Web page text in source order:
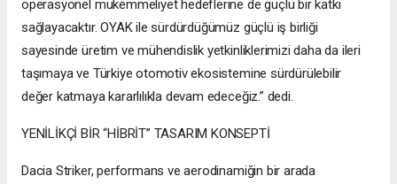
operasyonel mükemmeliyet hedeflerine de güçlü bir katkı
sağlayacaktır. OYAK ile sürdürdüğümüz güçlü iş birliği
sayesinde üretim ve mühendislik yetkinliklerimizi daha da ileri
taşımaya ve Türkiye otomotiv ekosistemine sürdürülebilir
değer katmaya kararlılıkla devam edeceğiz.” dedi.
YENİLİKÇİ BİR “HİBRİT” TASARIM KONSEPTİ
Dacia Striker, performans ve aerodinamiğin bir arada